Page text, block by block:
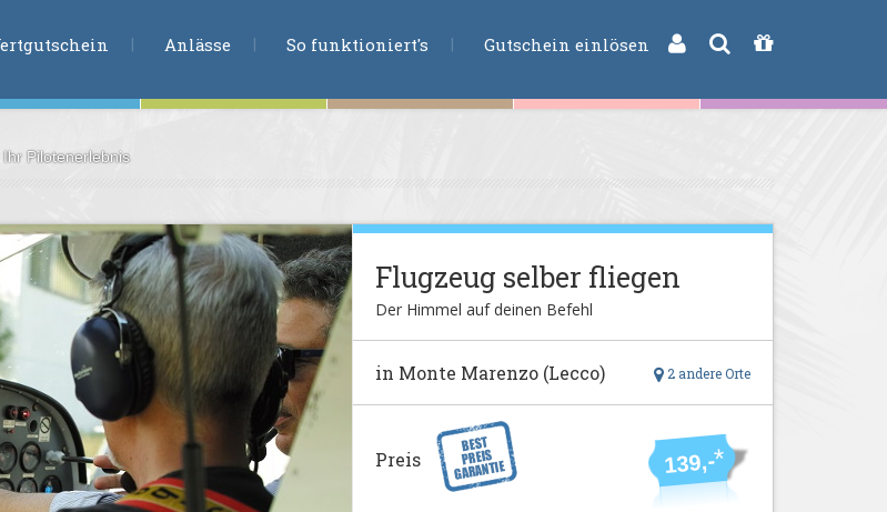
Anlässe So funktioniert's Gutschein einlösen
Pilotenerlebnis
Flugzeug selber fliegen
Der Himmel auf deinen Befehl
2 andere Orte
in Monte Marenzo (Lecco)
139,-*
Preis